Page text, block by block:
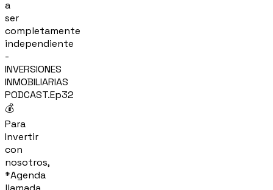
a
ser
completamente
independiente
-
INVERSIONES
INMOBILIARIAS
PODCAST.Ep32
💰
Para
Invertir
con
nosotros,
*Agenda